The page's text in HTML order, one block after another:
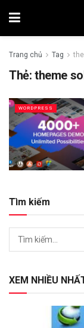
Trang chủ Tag
Thẻ:theme
WORDPRESS
Tìm kiếm
XEM NHIỀU